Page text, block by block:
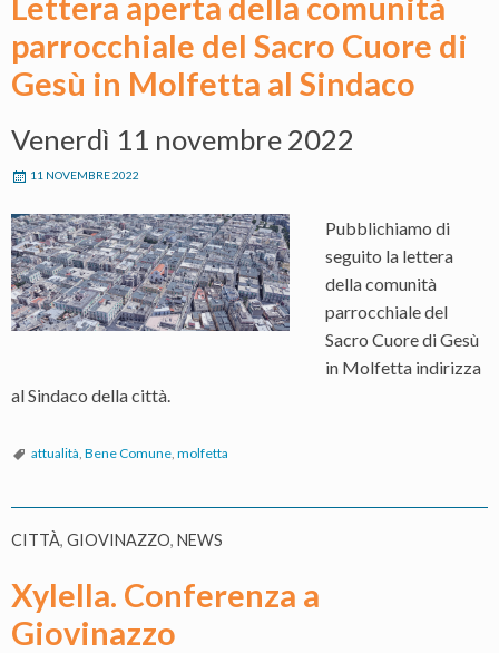
Lettera aperta della comunità
parrocchiale del Sacro Cuore di
Gesù in Molfetta al Sindaco
Venerdì 11 novembre 2022
11 NOVEMBRE 2022
Pubblichiamo di
seguito la lettera
della comunità
parrocchiale del
Sacro Cuore di Gesù
in Molfetta indirizza
al Sindaco della città.
attualità, Bene Comune, molfetta
CITTÀ, GIOVINAZZO, NEWS
Xylella. Conferenza a
Giovinazzo